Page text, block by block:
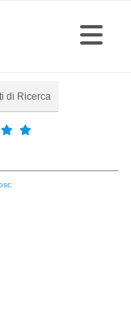
di Ricerca